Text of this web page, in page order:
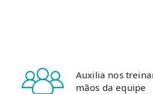
Auxilia nos
mãos da equipe